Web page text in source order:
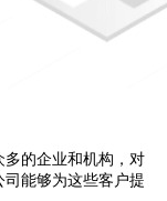
的企业和机构，对
能够为这些客户提